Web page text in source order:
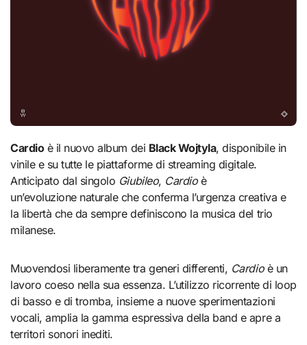
Cardioè il nuovo album dei Black Wojtyla, disponibile in
vinile e su tutte le piattaforme di streaming digitale.
Anticipato dal singolo Giubileo, Cardioè
un’evoluzione naturale che conferma l’urgenza creativa e
la libertà che da sempre definiscono la musica del trio
milanese.
Muovendosi liberamente tra generi differenti, Cardioè un
lavoro coeso nella sua essenza. L’utilizzo ricorrente di loop
di basso e di tromba, insieme a nuove sperimentazioni
vocali, amplia la gamma espressiva della band e apre a
territori sonori inediti.